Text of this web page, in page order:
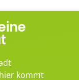
kommt